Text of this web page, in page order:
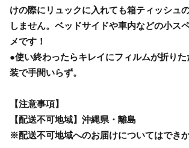
けの際にリュックに入れても箱ティッシュ
しません。ベッドサイドや車内などの小ス
メです！
●使い終わったらキレイにフィルムが折り
装で手間いらず。
【注意事項】
【配送不可地域】沖縄県・離島
※配送不可地域へのお届けについてはできか